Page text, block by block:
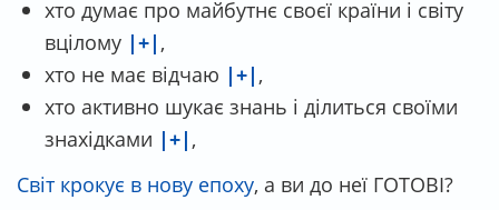
хто думає про майбутнє своєї країни і світу
вцілому |+| ,
хто не має відчаю |+| ,
хто активно шукає знань і ділиться своїми
знахідками |+| ,
Світ крокує в нову епоху, а ви до неї ГОТОВІ?